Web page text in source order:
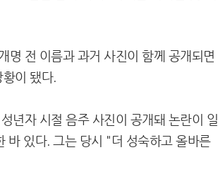
명 전 이름과 과거 사진이 함께 공개되면
이 됐다.
년자 시절 음주 사진이 공개돼 논란이 일
바 있다. 그는 당시 "더 성숙하고 올바른